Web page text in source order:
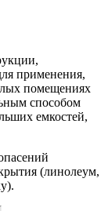
применения,
помещениях
способом
емкостей,
(линолеум,